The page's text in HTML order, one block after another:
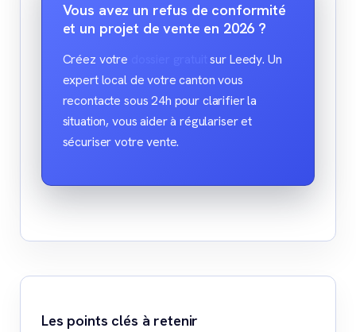
Vous avez un refus de conformité
et un projet de vente en 2026 ?
Créez votre
sur Leedy. Un
expert local de votre canton vous
recontacte sous 24h pour clarifier la
situation, vous aider à régulariser et
sécuriser votre vente.
Les points clés à retenir